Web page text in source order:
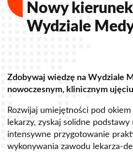
Nowy
Wydziale
Zdobywaj wiedzę na Wydziale
nowoczesnym, klinicznym
Rozwijaj umiejętności pod
lekarzy, zyskaj solidne
intensywne przygotowanie
wykonywania zawodu lekarza-